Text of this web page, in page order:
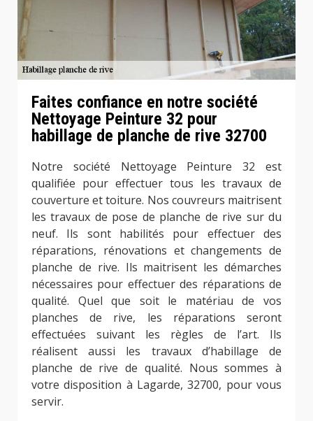
Faites confiance en notre société
Nettoyage Peinture 32 pour
habillage de planche de rive 32700
Notre société Nettoyage Peinture 32 est
qualifiée pour effectuer tous les travaux de
couverture et toiture. Nos couvreurs maitrisent
les travaux de pose de planche de rive sur du
neuf. Ils sont habilités pour effectuer des
réparations, rénovations et changements de
planche de rive. Ils maitrisent les démarches
nécessaires pour effectuer des réparations de
qualité. Quel que soit le matériau de vos
planches de rive, les réparations seront
effectuées suivant les règles de l’art. Ils
réalisent aussi les travaux d’habillage de
planche de rive de qualité. Nous sommes à
votre disposition à Lagarde, 32700, pour vous
servir.